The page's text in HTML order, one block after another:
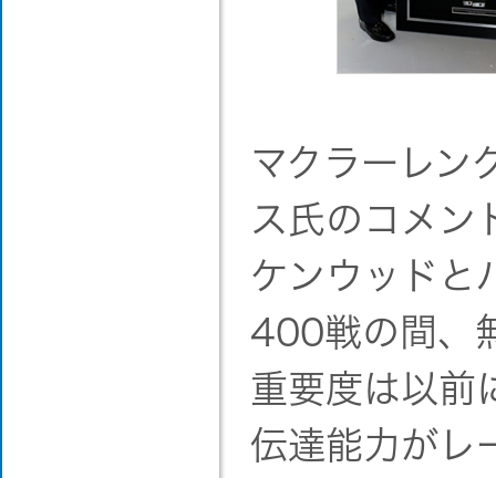
マクラーレン
ス氏のコメン
ケンウッドと
400戦の間、
重要度は以前
伝達能力がレ